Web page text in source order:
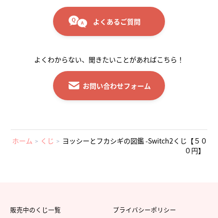
よくあるご質問
よくわからない、聞きたいことがあればこちら！
お問い合わせフォーム
ホーム くじ
ヨッシーとフカシギの図鑑 -Switch2くじ【５０
０円】
販売中のくじ一覧
プライバシーポリシー